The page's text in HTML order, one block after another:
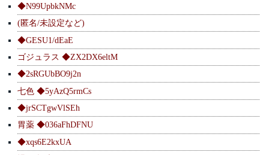
◆N99UpbkNMc
(匿名/未設定など)
◆GESU1/dEaE
ゴジュラス ◆ZX2DX6eltM
◆2sRGUbBO9j2n
七色 ◆5yAzQ5rmCs
◆jrSCTgwVlSEh
胃薬 ◆036aFhDFNU
◆xqs6E2kxUA